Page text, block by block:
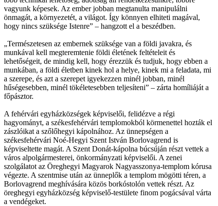
vagyunk képesek. Az ember jobban megtanulta manipulálni
önmagát, a környezetét, a világot. Így könnyen elhiteti magával,
hogy nincs szüksége Istenre” – hangzott el a beszédben.
„Természetesen az embernek szüksége van a földi javakra, és
munkával kell megteremtenie földi életének feltételeit és
lehetőségeit, de mindig kell, hogy érezzük és tudjuk, hogy ebben a
munkában, a földi életben kinek hol a helye, kinek mi a feladata, mi
a szerepe, és azt a szerepet igyekezzen minél jobban, minél
hűségesebben, minél tökéletesebben teljesíteni” – zárta homíliáját a
főpásztor.
A fehérvári egyházközségek képviselői, felidézve a régi
hagyományt, a székesfehérvári templomokból körmenettel hozták el
zászlóikat a szőlőhegyi kápolnához. Az ünnepségen a
székesfehérvári Noé-Hegyi Szent István Borlovagrend is
képviseltette magát. A Szent Donát-kápolna búcsúján részt vettek a
város alpolgármesterei, önkormányzati képviselői. A zenei
szolgálatot az Öreghegyi Magyarok Nagyasszonya-templom kórusa
végezte. A szentmise után az ünneplők a templom mögötti téren, a
Borlovagrend meghívására közös borkóstolón vettek részt. Az
öreghegyi egyházközség képviselő-testülete finom pogácsával várta
a vendégeket.